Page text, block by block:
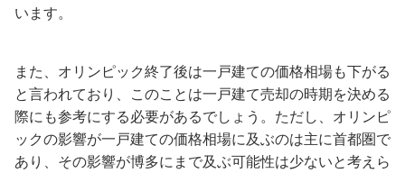
います。
また、オリンピック終了後は一戸建ての価格相場も下がる
と言われており、このことは一戸建て売却の時期を決める
際にも参考にする必要があるでしょう。ただし、オリンピ
ックの影響が一戸建ての価格相場に及ぶのは主に首都圏で
あり、その影響が博多にまで及ぶ可能性は少ないと考えら